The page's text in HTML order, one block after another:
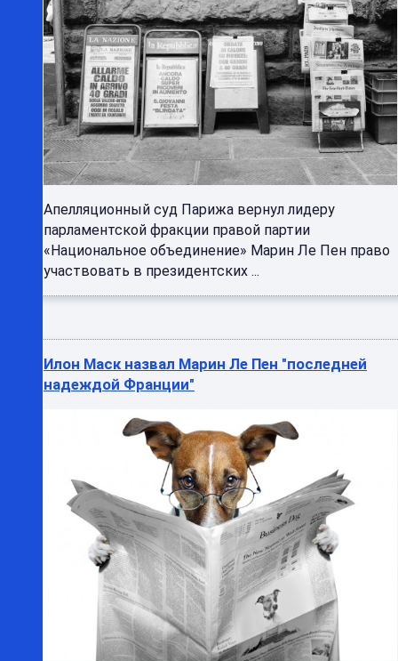
Апелляционный суд Парижа вернул лидеру
парламентской фракции правой партии
«Национальное объединение» Марин Ле Пен право
участвовать в президентских ...
Илон Маск назвал Марин Ле Пен "последней
надеждой Франции"